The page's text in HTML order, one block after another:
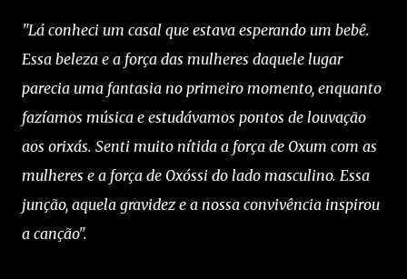
"Lá conheci um casal que estava esperando um bebê.
Essa beleza e a força das mulheres daquele lugar
parecia uma fantasia no primeiro momento, enquanto
fazíamos música e estudávamos pontos de louvação
aos orixás. Senti muito nítida a força de Oxum com as
mulheres e a força de Oxóssi do lado masculino. Essa
junção, aquela gravidez e a nossa convivência inspirou
a canção".